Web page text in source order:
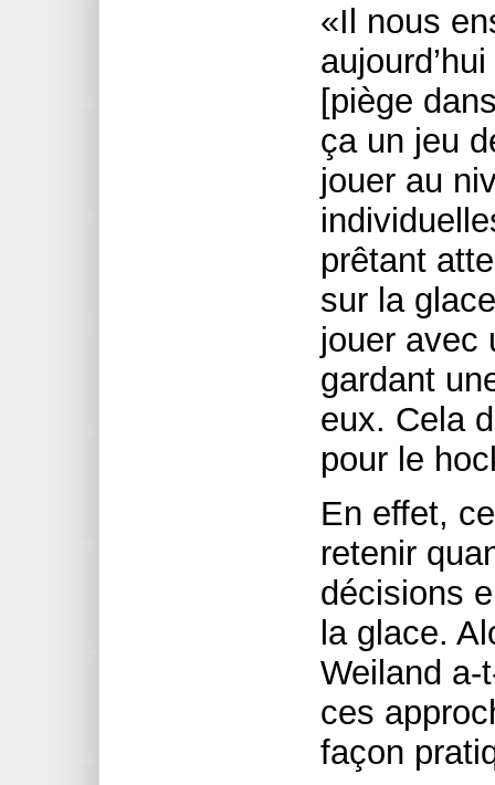
«Il nous
[piège
ça un jeu
jouer au
prêtant
sur la
jouer avec
gardant
eux. Cela
pour le
En effet,
retenir
décisions
la glace.
Weiland a-
ces
façon